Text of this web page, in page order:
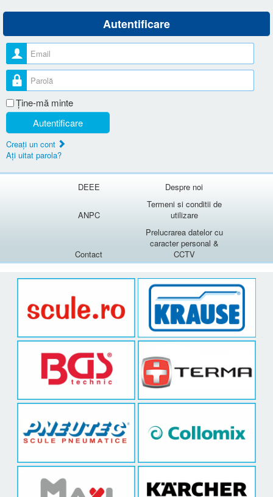
Autentificare
Nume utilizator
Parolă
Ţine-mă minte
Autentificare
Creaţi un cont
Aţi uitat parola?
DEEE Despre noi
ANPC
Termeni si conditii de
utilizare
Contact
Prelucrarea datelor cu
caracter personal &
CCTV